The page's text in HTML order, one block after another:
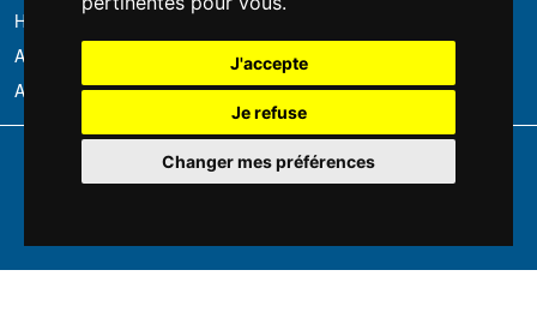
J'accepte
Je refuse
Changer mes préférences
Horaires d'ouverture
Avis sur Trovaprezzi
Avis sur Google
Copyright © Fotocolombo Srl - Viale Verdi 95 - 23807 Merate (LC) - P. Iva
03298370135 - SDI: M5UXCR1